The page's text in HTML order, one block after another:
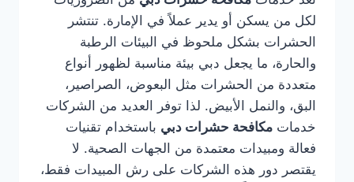
لكل من يسكن أو يدير عملاً في الإمارة. تنتشر
الحشرات بشكل ملحوظ في البيئات الرطبة
والحارة، ما يجعل دبي بيئة مناسبة لظهور أنواع
متعددة من الحشرات مثل البعوض، الصراصير،
البق، والنمل الأبيض. لذا توفر العديد من الشركات
خدمات مكافحة حشرات دبي باستخدام تقنيات
فعالة ومبيدات معتمدة من الجهات الصحية. لا
يقتصر دور هذه الشركات على رش المبيدات فقط،